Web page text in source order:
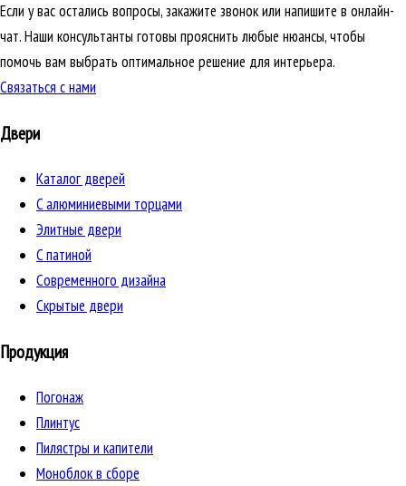
Если у вас остались вопросы, закажите звонок или напишите в онлайн-
чат. Наши консультанты готовы прояснить любые нюансы, чтобы
помочь вам выбрать оптимальное решение для интерьера.
Связаться с нами
Двери
Каталог дверей
C алюминиевыми торцами
Элитные двери
C патиной
Cовременного дизайна
Скрытые двери
Продукция
Погонаж
Плинтус
Пилястры и капители
Моноблок в сборе